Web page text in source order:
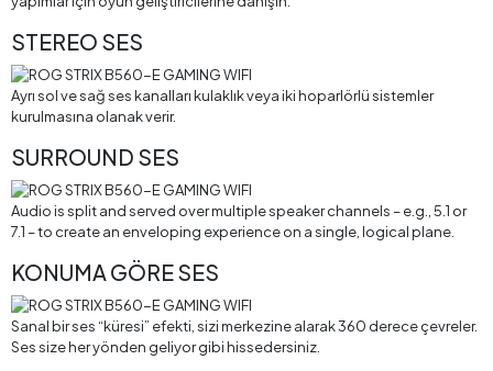
STEREO SES
Ayrı sol ve sağ ses kanalları kulaklık veya iki hoparlörlü sistemler
kurulmasına olanak verir.
SURROUND SES
Audio is split and served over multiple speaker channels – e.g., 5.1 or
7.1 – to create an enveloping experience on a single, logical plane.
KONUMA GÖRE SES
Sanal bir ses “küresi” efekti, sizi merkezine alarak 360 derece çevreler.
Ses size her yönden geliyor gibi hissedersiniz.